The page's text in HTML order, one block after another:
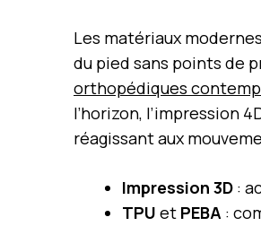
Les matériaux
du pied sans points de
orthopédiques
l’horizon, l’impression
réagissant aux
Impression 3D :
TPU et PEBA :